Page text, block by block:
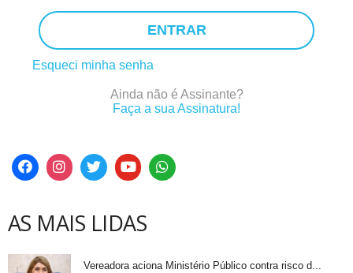
ENTRAR
Esqueci minha senha
Ainda não é Assinante?
Faça a sua Assinatura!
AS MAIS LIDAS
Vereadora aciona Ministério Público contra risco d...